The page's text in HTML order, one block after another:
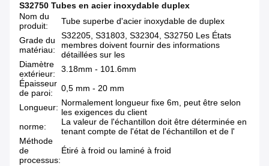
S32750 Tubes en acier inoxydable duplex
Nom du
produit:
Tube superbe d'acier inoxydable de duplex
Grade du
matériau:
S32205, S31803, S32304, S32750 Les États
membres doivent fournir des informations
détaillées sur les
Diamètre
extérieur:
3.18mm - 101.6mm
Épaisseur
de paroi:
0,5 mm - 20 mm
Longueur: Normalement longueur fixe 6m, peut être selon
les exigences du client
norme:
La valeur de l'échantillon doit être déterminée en
tenant compte de l'état de l'échantillon et de l'
Méthode
de
processus:
Étiré à froid ou laminé à froid